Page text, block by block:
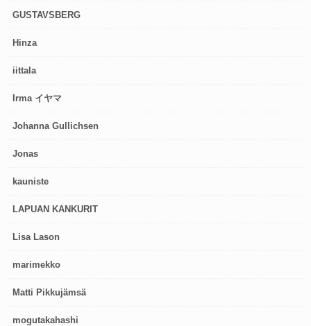
GUSTAVSBERG
Hinza
iittala
Irma イヤマ
Johanna Gullichsen
Jonas
kauniste
LAPUAN KANKURIT
Lisa Lason
marimekko
Matti Pikkujämsä
mogutakahashi